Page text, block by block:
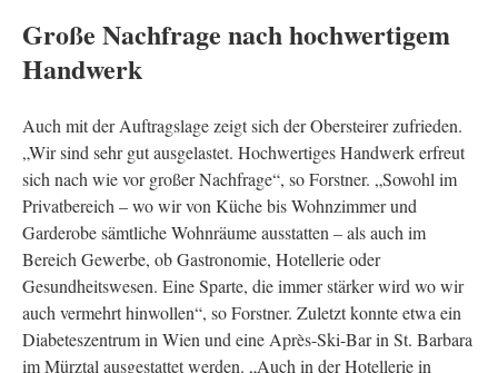
Große Nachfrage nach hochwertigem
Handwerk
Auch mit der Auftragslage zeigt sich der Obersteirer zufrieden.
„Wir sind sehr gut ausgelastet. Hochwertiges Handwerk erfreut
sich nach wie vor großer Nachfrage“, so Forstner. „Sowohl im
Privatbereich – wo wir von Küche bis Wohnzimmer und
Garderobe sämtliche Wohnräume ausstatten – als auch im
Bereich Gewerbe, ob Gastronomie, Hotellerie oder
Gesundheitswesen. Eine Sparte, die immer stärker wird wo wir
auch vermehrt hinwollen“, so Forstner. Zuletzt konnte etwa ein
Diabeteszentrum in Wien und eine Après-Ski-Bar in St. Barbara
im Mürztal ausgestattet werden. „Auch in der Hotellerie in